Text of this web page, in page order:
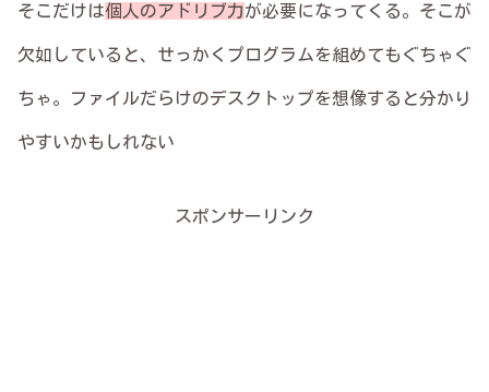
そこだけは個人のアドリブ力が必要になってくる。そこが
欠如していると、せっかくプログラムを組めてもぐちゃぐ
ちゃ。ファイルだらけのデスクトップを想像すると分かり
やすいかもしれない
スポンサーリンク